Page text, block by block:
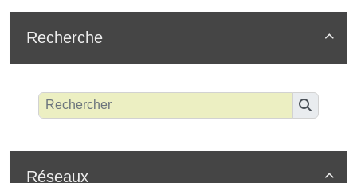

Recherche

Réseaux